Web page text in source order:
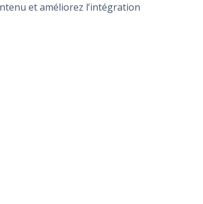
et améliorez l’intégration